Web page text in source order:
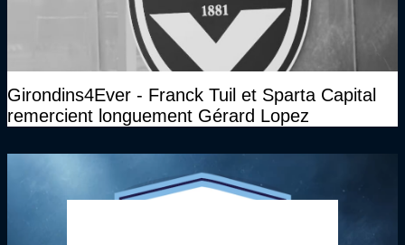
Girondins4Ever - Franck Tuil et Sparta Capital
remercient longuement Gérard Lopez